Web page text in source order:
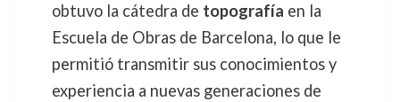
obtuvo la cátedra de topografía en la
Escuela de Obras de Barcelona, lo que le
permitió transmitir sus conocimientos y
experiencia a nuevas generaciones de